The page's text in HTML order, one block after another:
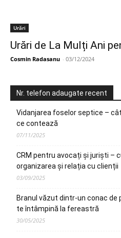
Urări
Urări de La Mulți Ani
Cosmin Radasanu - 03/12/2024
Nr. telefon adaugate recent
Vidanjarea foselor septice –
ce contează
07/11/2025
CRM pentru avocați și juriști –
organizarea și relația cu clienții
03/09/2025
Branul văzut dintr-un conac de
te întâmpină la fereastră
30/05/2025